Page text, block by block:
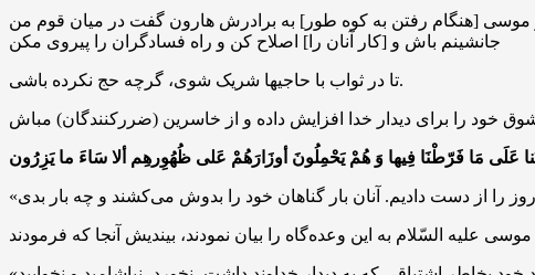
[هنگام رفتن به کوه طور] به برادرش هارون گفت در میان قوم من
جانشینم باش و [کار آنان را] اصلاح کن و راه فسادگران را پیروی مکن
تا در ثواب با حاجیها شریک شوی، گرچه حج نکرده باشی.
را برای دیدار خدا افزایش داده و از خاسرین (ضررکنندگان) مباش